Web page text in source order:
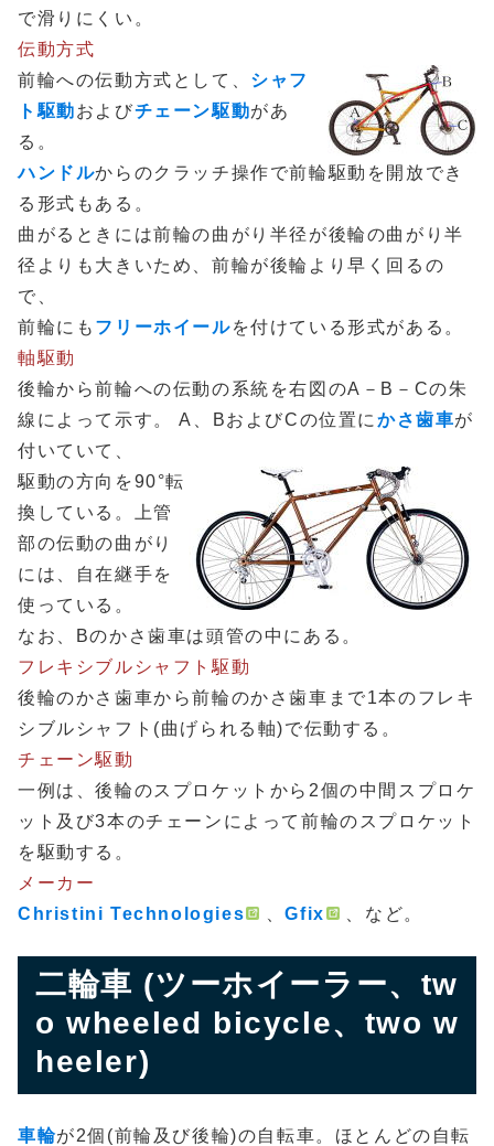
で滑りにくい。
伝動方式
前輪への伝動方式として、 シャフ
ト駆動およびチェーン駆動があ
る。
ハンドルからのクラッチ操作で前輪駆動を開放でき
る形式もある。
曲がるときには前輪の曲がり半径が後輪の曲がり半
径よりも大きいため、前輪が後輪より早く回るの
で、
前輪にも フリーホイールを付けている形式がある。
軸駆動
後輪から前輪への伝動の系統を右図のA－B－Cの朱
線によって示す。 A、BおよびCの位置にかさ歯車が
付いていて、
駆動の方向を90°転
換している。上管
部の伝動の曲がり
には、自在継手を
使っている。
なお、Bのかさ歯車は頭管の中にある。
フレキシブルシャフト駆動
後輪のかさ歯車から前輪のかさ歯車まで1本のフレキ
シブルシャフト(曲げられる軸)で伝動する。
チェーン駆動
一例は、後輪のスプロケットから2個の中間スプロケ
ット及び3本のチェーンによって前輪のスプロケット
を駆動する。
メーカー
Christini Technologies
、Gfix 、など。
二輪車 (ツーホイーラー、tw
o wheeled bicycle、two w
heeler)
車輪が2個(前輪及び後輪)の自転車。ほとんどの自転